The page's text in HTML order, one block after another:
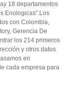
18 departamentos
Enologicas".Los
con Colombia,
Gerencia De
los 214 primeros
y otros datos
en
cada empresa para